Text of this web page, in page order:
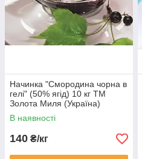
Начинка "Смородина чорна в
гелі" (50% ягід) 10 кг ТМ
Золота Миля (Україна)
В наявності
140 ₴/кг